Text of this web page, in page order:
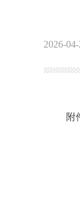
2026-
附件